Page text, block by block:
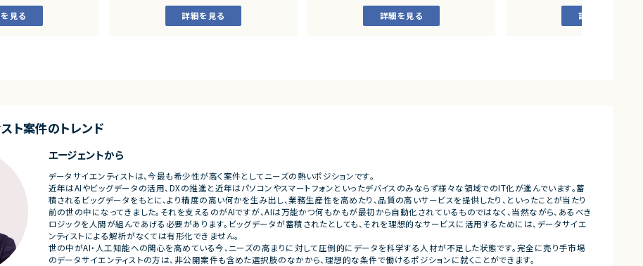
ングおよび要件定義
ジェクト推進
発メンバーとのコミュ
う増員募集
見る
・既にサービス稼働中であり、数ヶ月から半
ケーション
■募集背景
・サービスの継続的な機能拡張に伴う増員募
集
■担当工程
・要件定義
・基本設計
・詳細設計
詳細を見る
詳細を見る
・ワークフロー管理サービス
・業務管理サービス
■募集背景
・既存サービス拡大および新規プ
化に伴う体制増強
■担当工程
・要件定義
詳細を見る
ト案件のトレンド
エージェントから
データサイエンティストは、今最も希少性が高く案件としてニーズの熱いポジションです。
近年はAIやビッグデータの活用、DXの推進と近年はパソコンやスマートフォンといったデバイスのみならず様々な領域でのIT化が進んでいます。蓄
積されるビッグデータをもとに、より精度の高い何かを生み出し、業務生産性を高めたり、品質の高いサービスを提供したり、といったことが当たり
前の世の中になってきました。それを支えるのがAIですが、AIは万能かつ何もかもが最初から自動化されているものではなく、当然ながら、あるべき
ロジックを人間が組んであげる必要があります。ビッグデータが蓄積されたとしても、それを理想的なサービスに活用するためには、データサイエ
ンティストによる解析がなくては有形化できません。
世の中がAI・人工知能への関心を高めている今、ニーズの高まりに対して圧倒的にデータを科学する人材が不足した状態です。完全に売り手市場
のデータサイエンティストの方は、非公開案件も含めた選択肢のなかから、理想的な条件で働けるポジションに就くことができます。